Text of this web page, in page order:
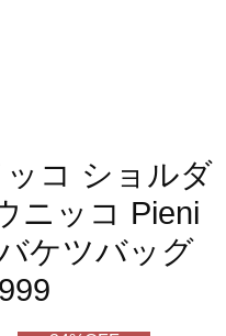
コ ショルダ
ニッコ Pieni
ケツバッグ